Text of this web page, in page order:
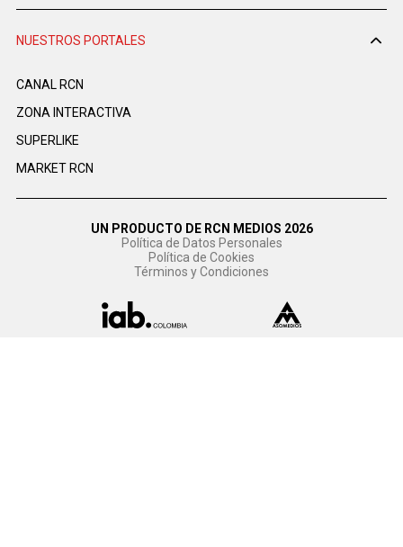
NUESTROS PORTALES
CANAL RCN
ZONA INTERACTIVA
SUPERLIKE
MARKET RCN
UN PRODUCTO DE RCN MEDIOS 2026
Política de Datos Personales
Política de Cookies
Términos y Condiciones